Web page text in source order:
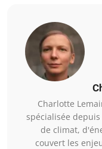
Charlotte
spécialisée
de climat,
couvert les